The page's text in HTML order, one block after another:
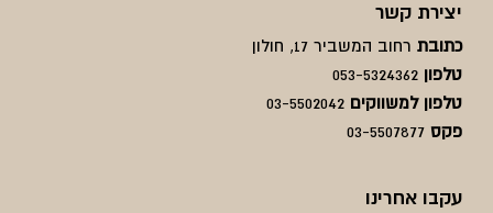
יצירת קשר
כתובת רחוב המשביר 17, חולון
טלפון 053-5324362
טלפון למשווקים 03-5502042
פקס 03-5507877
עקבו אחרינו